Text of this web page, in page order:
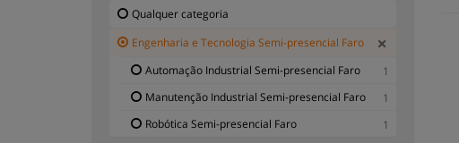
Qualquer categoria
Engenharia e Tecnologia Semi-presencial Faro
Automação Industrial Semi-presencial Faro
1
Manutenção Industrial Semi-presencial Faro
1
Robótica Semi-presencial Faro
1